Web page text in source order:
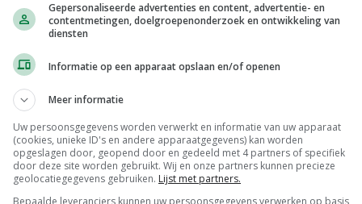
handreikingen aan de boeren, ook met het oog op
rechtse partijen dreigen op de golven van
voorspeld, waarschuwen ze.
zich nog wel over de voorstellen van de
milde importregime voor Oekraïne met de
Gepersonaliseerde advertenties en content, advertentie- en
contentmetingen, doelgroepenonderzoek en ontwikkeling van
diensten
Informatie op een apparaat opslaan en/of openen
Meer informatie
Uw persoonsgegevens worden verwerkt en informatie van uw apparaat
(cookies, unieke ID's en andere apparaatgegevens) kan worden
opgeslagen door, geopend door en gedeeld met 4 partners of specifiek
door deze site worden gebruikt. Wij en onze partners kunnen precieze
geolocatiegegevens gebruiken. Lijst met partners.
Bepaalde leveranciers kunnen uw persoonsgegevens verwerken op basis